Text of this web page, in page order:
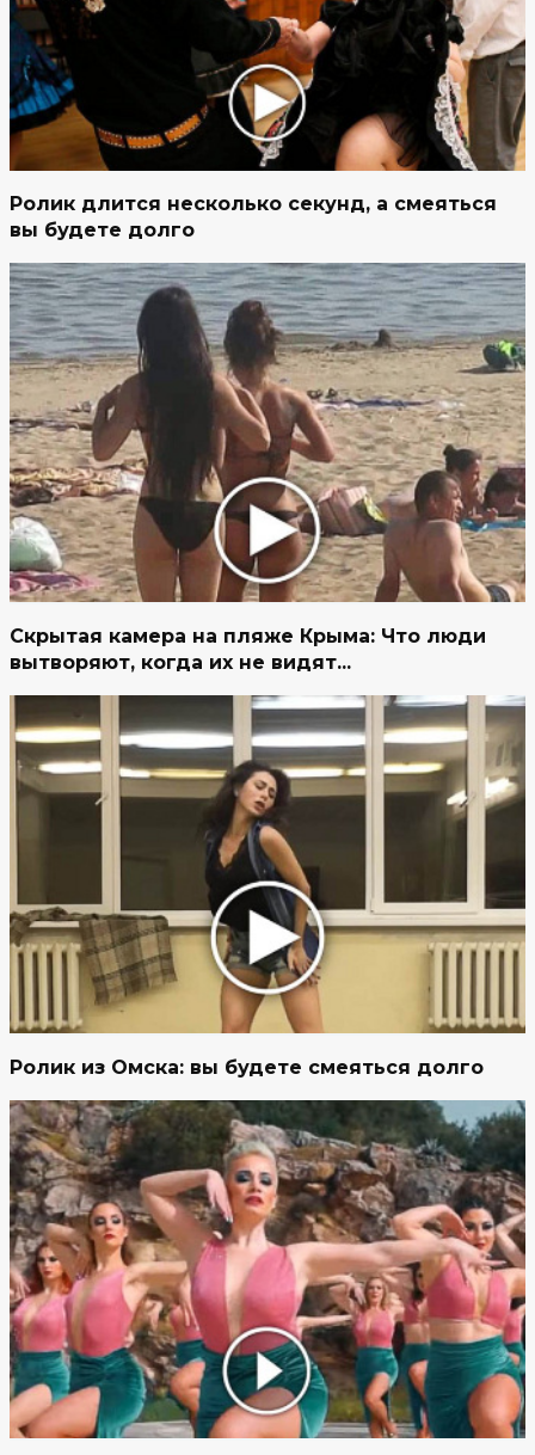
Ролик длится несколько секунд, а смеяться
вы будете долго
Скрытая камера на пляже Крыма: Что люди
вытворяют, когда их не видят...
Ролик из Омска: вы будете смеяться долго